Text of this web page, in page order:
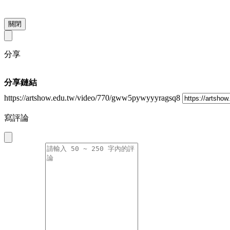
關閉
分享
分享鏈結
https://artshow.edu.tw/video/770/gww5pywyyyragsq8
寫評論